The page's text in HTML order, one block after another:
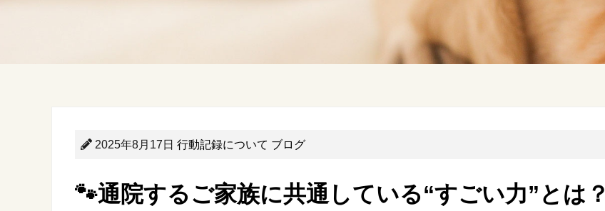
2025年8月17日 行動記録について ブログ
🐾通院するご家族に共通している“すごい力”とは？